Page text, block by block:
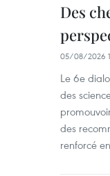
Des
05/08/2026
Le 6e
des
des
renforcé